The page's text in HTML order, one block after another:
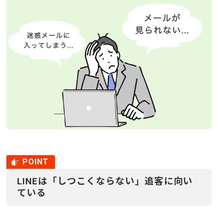
LINEは「しつこくならない」追客に向い
ている